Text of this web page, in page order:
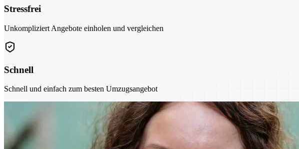
Stressfrei
Unkompliziert Angebote einholen und vergleichen
Schnell
Schnell und einfach zum besten Umzugsangebot